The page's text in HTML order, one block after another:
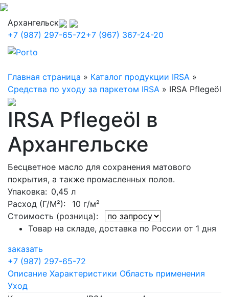
Архангельск
+7 (987) 297-65-72+7 (967) 367-24-20
Главная страница » Каталог продукции IRSA »
Средства по уходу за паркетом IRSA » IRSA Pflegeöl
IRSA Pflegeöl в
Архангельске
Бесцветное масло для сохранения матового
покрытия, а также промасленных полов.
Упаковка: 0,45 л
Расход (Г/М²): 10 г/м²
Стоимость (розница):
Товар на складе, доставка по России от 1 дня
заказать
+7 (987) 297-65-72
Описание Характеристики Область применения
Уход